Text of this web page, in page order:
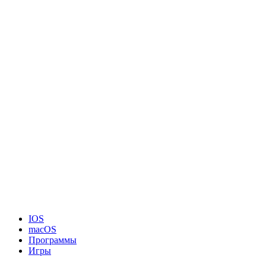
IOS
macOS
Программы
Игры